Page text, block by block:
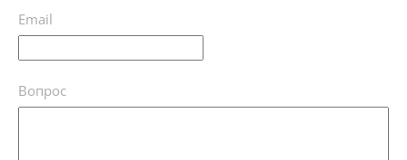
Email
Вопрос